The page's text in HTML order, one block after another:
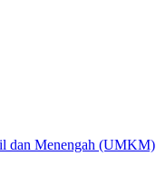
dan Menengah (UMKM)